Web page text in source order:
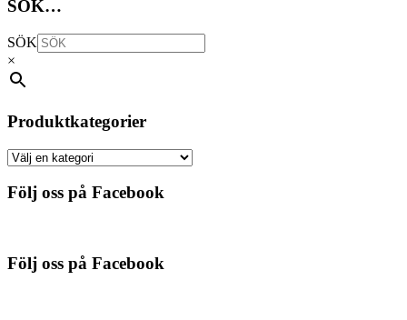
SÖK…
SÖK
×
Produktkategorier
Följ oss på Facebook
Följ oss på Facebook